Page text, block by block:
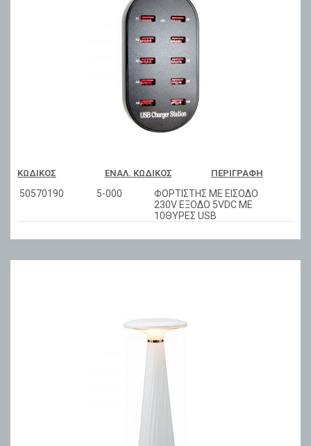
ΚΩΔΙΚΌΣ ΕΝΑΛ. ΚΩΔΙΚΌΣ ΠΕΡΙΓΡΑΦΉ
50570190 5-000
ΦΟΡΤΙΣΤΗΣ ΜΕ ΕΙΣΟΔΟ
230V ΕΞΟΔΟ 5VDC ME
10ΘΥΡΕΣ USB